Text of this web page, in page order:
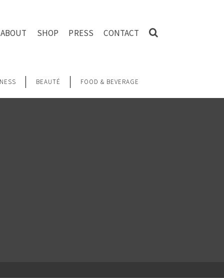
ABOUT SHOP PRESS CONTACT
BEAUTÉ FOOD & BEVERAGE